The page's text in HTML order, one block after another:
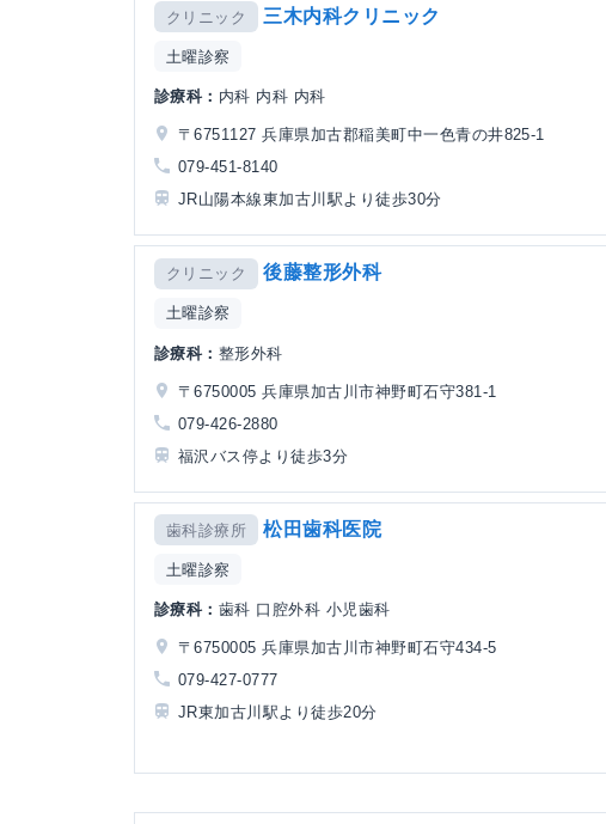
クリニック 三木内科クリニック
土曜診察
診療科： 内科 内科 内科
〒6751127 兵庫県加古郡稲美町中一色青の井825-1
079-451-8140
JR山陽本線東加古川駅より徒歩30分
クリニック 後藤整形外科
土曜診察
診療科： 整形外科
〒6750005 兵庫県加古川市神野町石守381-1
079-426-2880
福沢バス停より徒歩3分
歯科診療所 松田歯科医院
土曜診察
診療科： 歯科 口腔外科 小児歯科
〒6750005 兵庫県加古川市神野町石守434-5
079-427-0777
JR東加古川駅より徒歩20分